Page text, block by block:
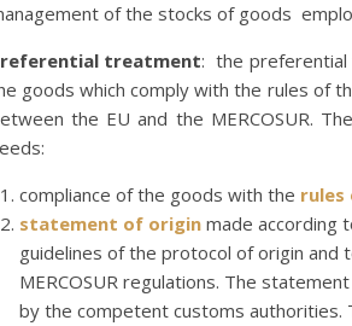
of the stocks of goods
treatment: the
goods which comply with the rules of
the EU and the MERCOSUR.
compliance of the goods with the rules
statement of origin made according
guidelines of the protocol of origin and
MERCOSUR regulations. The
by the competent customs authorities.